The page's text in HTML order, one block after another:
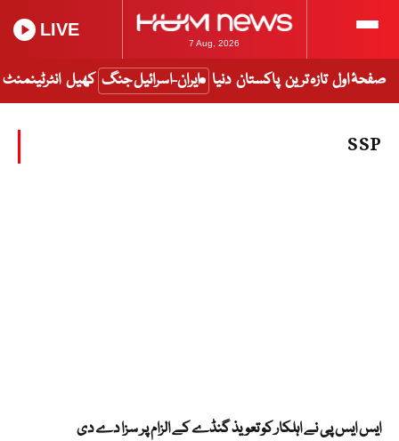
7 Aug, 2026
LIVE
صفحۂ اول تازہ ترین پاکستان دنیا ایران-اسرائیل جنگ کھیل انٹرٹینمنٹ
SSP
ایس ایس پی نے اہلکار کو تعویذ گنڈے کے الزام پر سزا دے دی